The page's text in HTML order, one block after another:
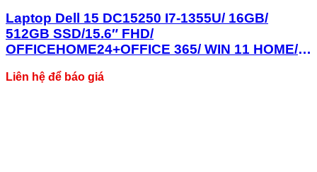
Laptop Dell 15 DC15250 I7-1355U/ 16GB/
512GB SSD/15.6″ FHD/
OFFICEHOME24+OFFICE 365/ WIN 11 HOME/
Liên hệ để báo giá